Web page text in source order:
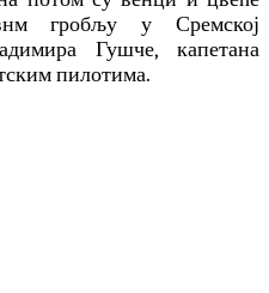
гробљу у Сремској
Гушче, капетана
пилотима.